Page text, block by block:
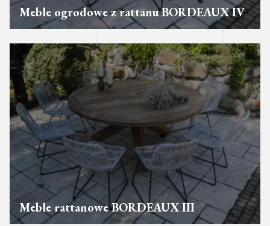
Meble ogrodowe z rattanu BORDEAUX IV
Meble rattanowe BORDEAUX III